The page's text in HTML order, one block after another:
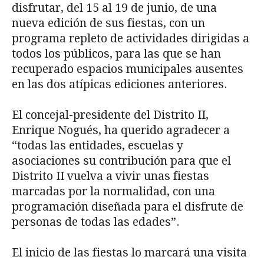
disfrutar, del 15 al 19 de junio, de una
nueva edición de sus fiestas, con un
programa repleto de actividades dirigidas a
todos los públicos, para las que se han
recuperado espacios municipales ausentes
en las dos atípicas ediciones anteriores.
El concejal-presidente del Distrito II,
Enrique Nogués, ha querido agradecer a
“todas las entidades, escuelas y
asociaciones su contribución para que el
Distrito II vuelva a vivir unas fiestas
marcadas por la normalidad, con una
programación diseñada para el disfrute de
personas de todas las edades”.
El inicio de las fiestas lo marcará una visita